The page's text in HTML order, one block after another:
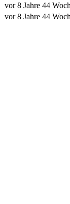
vor 8 Jahre 44
vor 8 Jahre 44